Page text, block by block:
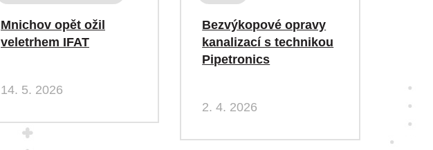
Mnichov opět ožil
veletrhem IFAT
14. 5. 2026
Bezvýkopové opravy
kanalizací s technikou
Pipetronics
2. 4. 2026